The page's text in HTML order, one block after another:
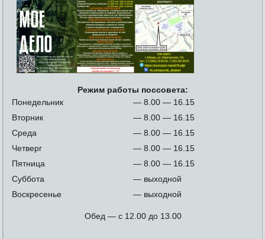
Режим работы поссовета:
Понедельник
— 8.00 — 16.15
Вторник
— 8.00 — 16.15
Среда
— 8.00 — 16.15
Четверг
— 8.00 — 16.15
Пятница
— 8.00 — 16.15
Суббота
— выходной
Воскресенье
— выходной
Обед — с 12.00 до 13.00